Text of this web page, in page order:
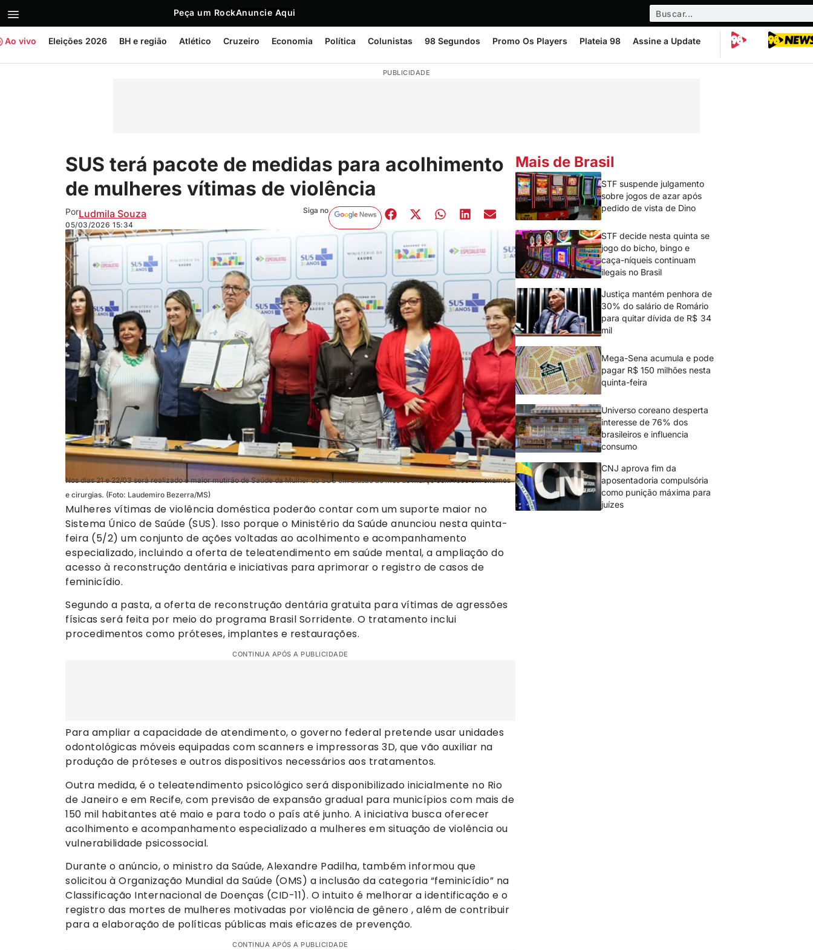
Peça um RockAnuncie Aqui
Ao vivo Eleições 2026 BH e região Atlético Cruzeiro Economia Política Colunistas 98 Segundos Promo Os Players Plateia 98 Assine a Update
PUBLICIDADE
SUS terá pacote de medidas para acolhimento
de mulheres vítimas de violência
PorLudmila Souza
05/03/2026 15:34
Siga no
Nos dias 21 e 22/03 será realizado o maior mutirão de Saúde da Mulher do SUS em alusão ao mês de março com foco em exames
e cirurgias. (Foto: Laudemiro Bezerra/MS)
Mulheres vítimas de violência doméstica poderão contar com um suporte maior no
Sistema Único de Saúde (SUS). Isso porque o Ministério da Saúde anunciou nesta quinta-
feira (5/2) um conjunto de ações voltadas ao acolhimento e acompanhamento
especializado, incluindo a oferta de teleatendimento em saúde mental, a ampliação do
acesso à reconstrução dentária e iniciativas para aprimorar o registro de casos de
feminicídio.
Segundo a pasta, a oferta de reconstrução dentária gratuita para vítimas de agressões
físicas será feita por meio do programa Brasil Sorridente. O tratamento inclui
procedimentos como próteses, implantes e restaurações.
CONTINUA APÓS A PUBLICIDADE
Para ampliar a capacidade de atendimento, o governo federal pretende usar unidades
odontológicas móveis equipadas com scanners e impressoras 3D, que vão auxiliar na
produção de próteses e outros dispositivos necessários aos tratamentos.
Outra medida, é o teleatendimento psicológico será disponibilizado inicialmente no Rio
de Janeiro e em Recife, com previsão de expansão gradual para municípios com mais de
150 mil habitantes até maio e para todo o país até junho. A iniciativa busca oferecer
acolhimento e acompanhamento especializado a mulheres em situação de violência ou
vulnerabilidade psicossocial.
Durante o anúncio, o ministro da Saúde, Alexandre Padilha, também informou que
solicitou à Organização Mundial da Saúde (OMS) a inclusão da categoria “feminicídio” na
Classificação Internacional de Doenças (CID-11). O intuito é melhorar a identificação e o
registro das mortes de mulheres motivadas por violência de gênero , além de contribuir
para a elaboração de políticas públicas mais eficazes de prevenção.
CONTINUA APÓS A PUBLICIDADE
Mais de Brasil
STF suspende julgamento
sobre jogos de azar após
pedido de vista de Dino
STF decide nesta quinta se
jogo do bicho, bingo e
caça-níqueis continuam
ilegais no Brasil
Justiça mantém penhora de
30% do salário de Romário
para quitar dívida de R$ 34
mil
Mega-Sena acumula e pode
pagar R$ 150 milhões nesta
quinta-feira
Universo coreano desperta
interesse de 76% dos
brasileiros e influencia
consumo
CNJ aprova fim da
aposentadoria compulsória
como punição máxima para
juízes